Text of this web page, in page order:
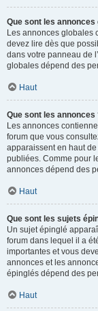
Que sont les annonces
Les annonces globales
devez lire dès que
dans votre panneau de
globales dépend des
Haut
Que sont les annonces
Les annonces
forum que vous
apparaissent en haut
publiées. Comme pour
annonces dépend des
Haut
Que sont les sujets
Un sujet épinglé
forum dans lequel il a
importantes et vous
annonces et les
épinglés dépend des
Haut